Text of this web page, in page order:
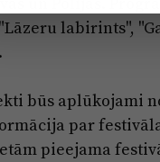
labirints",
būs aplūkojami
par
pieejama